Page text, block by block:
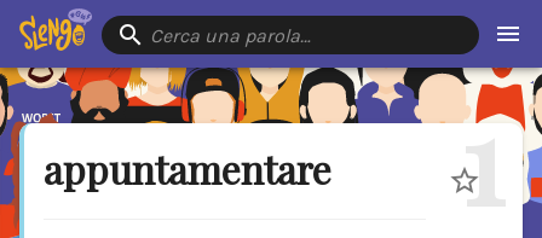
Cerca una parola…
appuntamentare 1